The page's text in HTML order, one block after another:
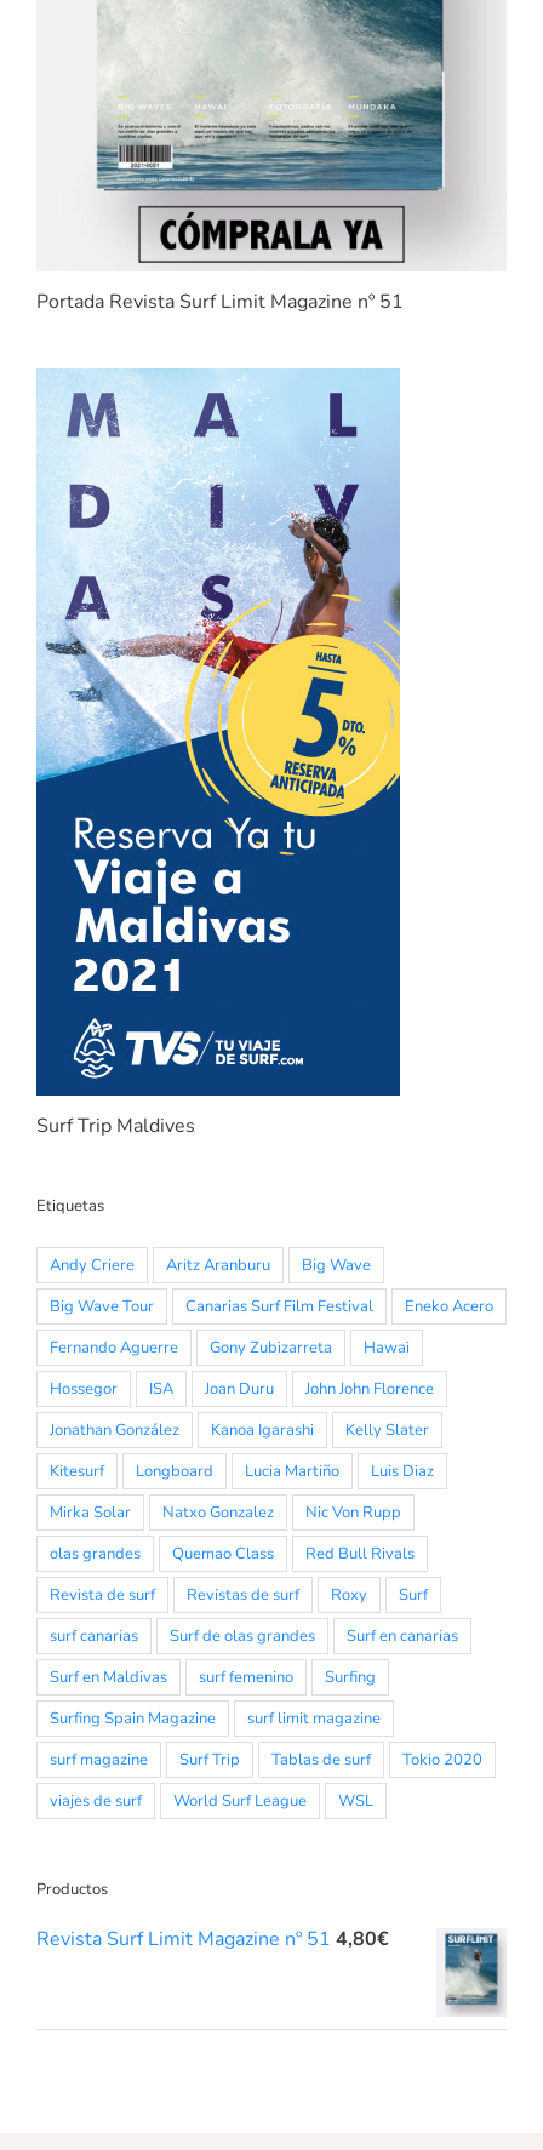
Portada Revista Surf Limit Magazine nº 51
Surf Trip Maldives
Etiquetas
Andy Criere Aritz Aranburu
Big Wave
Big Wave Tour
Canarias Surf Film Festival
Eneko Acero
Fernando Aguerre
Gony Zubizarreta
Hawai
Hossegor
ISA Joan Duru
John John Florence
Jonathan González
Kanoa Igarashi
Kelly Slater
Kitesurf
Longboard Lucia Martiño
Luis Diaz
Mirka Solar
Natxo Gonzalez
Nic Von Rupp
olas grandes
Quemao Class
Red Bull Rivals
Revista de surf
Revistas de surf Roxy
Surf
surf canarias
Surf de olas grandes
Surf en canarias
Surf en Maldivas
surf femenino
Surfing
Surfing Spain Magazine
surf limit magazine
surf magazine
Surf Trip Tablas de surf
Tokio 2020
viajes de surf
World Surf League WSL
Productos
Revista Surf Limit Magazine nº 51 4,80€